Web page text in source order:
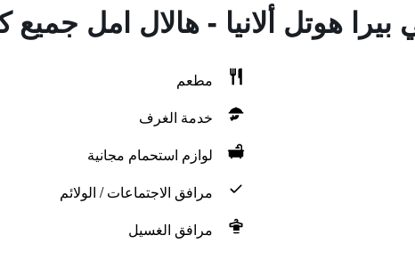
بيرا هوتل ألانيا - هالال امل
مطعم
خدمة الغرف
لوازم استحمام مجانية
مرافق الاجتماعات / الولائم
مرافق الغسيل